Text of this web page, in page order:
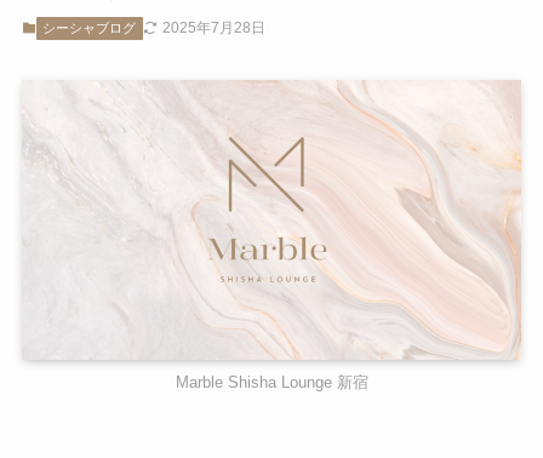
シーシャブログ 2025年7月28日
Marble Shisha Lounge 新宿